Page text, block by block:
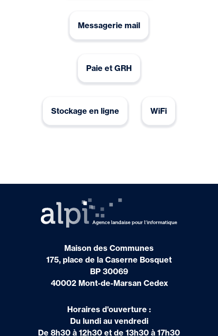
Messagerie mail
Paie et GRH
Stockage en ligne WiFi
Maison des Communes
175, place de la Caserne Bosquet
BP 30069
40002 Mont-de-Marsan Cedex
Horaires d'ouverture :
Du lundi au vendredi
De 8h30 à 12h30 et de 13h30 à 17h30